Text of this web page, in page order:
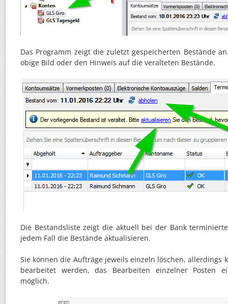
Das Programm zeigt die zuletzt gespeicherten Bestände
obige Bild oder den Hinweis auf die veralteten Bestände.
Die Bestandsliste zeigt die aktuell bei der Bank
jedem Fall die Bestände aktualisieren.
Sie können die Aufträge jeweils einzeln löschen, allerdings
bearbeitet werden, das Bearbeiten einzelner Posten
möglich.